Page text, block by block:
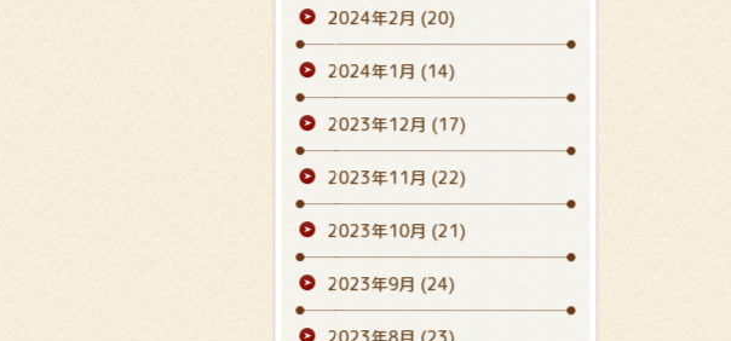
2024年2月 (20)
2024年1月 (14)
2023年12月 (17)
2023年11月 (22)
2023年10月 (21)
2023年9月 (24)